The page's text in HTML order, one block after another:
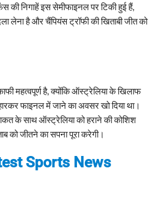
की निगाहें इस सेमीफाइनल पर टिकी हुई हैं,
लेना है और चैंपियंस ट्रॉफी की खिताबी जीत को
महत्वपूर्ण है, क्योंकि ऑस्ट्रेलिया के खिलाफ
फाइनल में जाने का अवसर खो दिया था।
के साथ ऑस्ट्रेलिया को हराने की कोशिश
को जीतने का सपना पूरा करेगी।
Sports News